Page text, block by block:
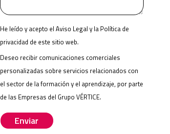
Please
leave
this
field
empty.
He leído y acepto el Aviso Legal y la Política de
privacidad de este sitio web.
Deseo recibir comunicaciones comerciales
personalizadas sobre servicios relacionados con
el sector de la formación y el aprendizaje, por parte
de las Empresas del Grupo VÉRTICE.